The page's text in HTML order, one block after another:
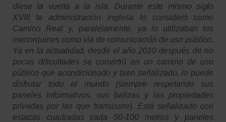
diese la vuelta a la isla. Durante este mismo siglo
XVIII la administración inglesa lo consideró como
Camino Real y, paralelamente, ya lo utilizaban los
menorquines como vía de comunicación de uso público.
Ya en la actualidad, desde el año 2010 después de no
pocas dificultades se convirtió en un camino de uso
público que acondicionado y bien señalizado, lo puede
disfrutar todo el mundo (siempre respetando sus
paneles informativos, sus balizas y las propiedades
privadas por las que transcurre). Está señalizado con
estacas cuadradas cada 50-100 metros y paneles